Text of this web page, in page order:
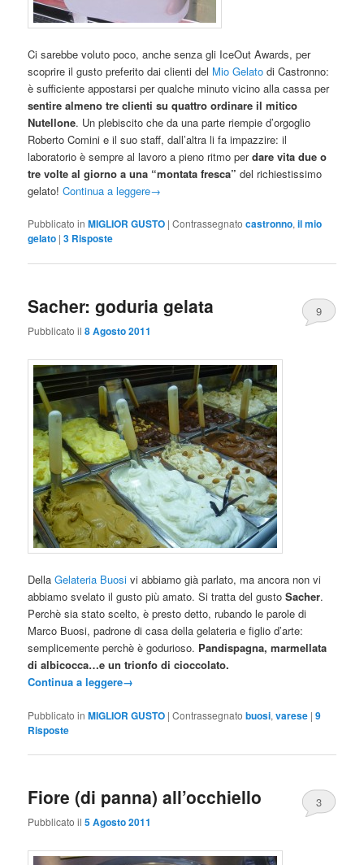
Ci sarebbe voluto poco, anche senza gli IceOut Awards, per
scoprire il gusto preferito dai clienti del Mio Gelato di Castronno:
è sufficiente appostarsi per qualche minuto vicino alla cassa per
sentire almeno tre clienti su quattro ordinare il mitico
Nutellone. Un plebiscito che da una parte riempie d’orgoglio
Roberto Comini e il suo staff, dall’altra li fa impazzire: il
laboratorio è sempre al lavoro a pieno ritmo perdare vita due o
tre volte al giorno a una “montata fresca” del richiestissimo
gelato!Continua a leggere→
Pubblicato in MIGLIOR GUSTO |Contrassegnato castronno,il mio
gelato |3 Risposte
Sacher: goduria gelata
Pubblicato il8 Agosto 2011
9
DellaGelateria Buosi vi abbiamo già parlato, ma ancora non vi
abbiamo svelato il gusto più amato. Si tratta del gusto Sacher.
Perchè sia stato scelto, è presto detto, rubando le parole di
Marco Buosi, padrone di casa della gelateria e figlio d’arte:
semplicemente perchè è godurioso. Pandispagna, marmellata
di albicocca…e un trionfo di cioccolato.
Continua a leggere→
Pubblicato in MIGLIOR GUSTO |Contrassegnato buosi,varese |9
Risposte
Fiore (di panna) all’occhiello
Pubblicato il5 Agosto 2011
3